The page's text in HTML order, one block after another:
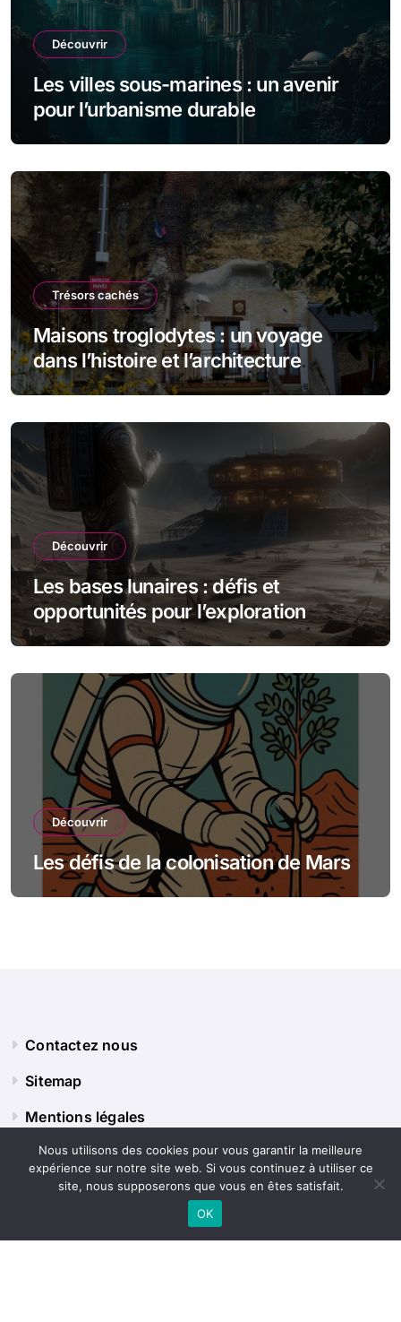
Découvrir
Les villes sous-marines : un avenir
pour l’urbanisme durable
Trésors cachés
Maisons troglodytes : un voyage
dans l’histoire et l’architecture
souterraine
Découvrir
Les bases lunaires : défis et
opportunités pour l’exploration
spatiale
Découvrir
Les défis de la colonisation de Mars
Contactez nous
Sitemap
Mentions légales
Panorama Terre
Nous utilisons des cookies pour vous garantir la meilleure
expérience sur notre site web. Si vous continuez à utiliser ce
site, nous supposerons que vous en êtes satisfait.
OK